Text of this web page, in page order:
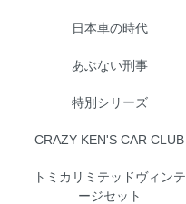
日本車の時代
あぶない刑事
特別シリーズ
CRAZY KEN'S CAR CLUB
トミカリミテッドヴィンテ
ージセット